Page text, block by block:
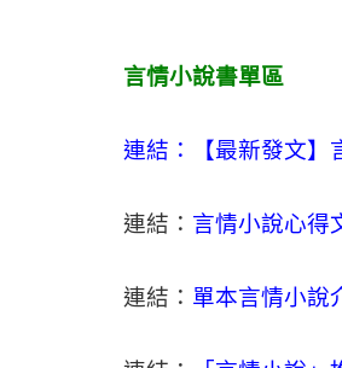
言情小說書單區
連結：【最新發文】
連結： 言情小說心得
連結： 單本言情小說